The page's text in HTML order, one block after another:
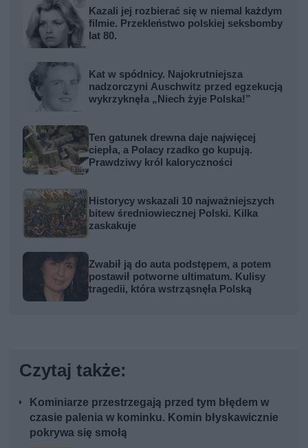
Kazali jej rozbierać się w niemal każdym
filmie. Przekleństwo polskiej seksbomby
lat 80.
Kat w spódnicy. Najokrutniejsza
nadzorczyni Auschwitz przed egzekucją
wykrzyknęła „Niech żyje Polska!”
Ten gatunek drewna daje najwięcej
ciepła, a Polacy rzadko go kupują.
Prawdziwy król kaloryczności
Historycy wskazali 10 najważniejszych
bitew średniowiecznej Polski. Kilka
zaskakuje
Zwabił ją do auta podstępem, a potem
postawił potworne ultimatum. Kulisy
tragedii, która wstrząsnęła Polską
Czytaj także:
Kominiarze przestrzegają przed tym błędem w
czasie palenia w kominku. Komin błyskawicznie
pokrywa się smołą